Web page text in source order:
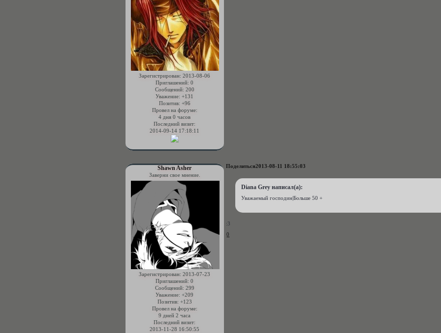
Зарегистрирован: 2013-08-06
Приглашений: 0
Сообщений: 200
Уважение: +131
Позитив: +96
Провел на форуме:
4 дня 0 часов
Последний визит:
2014-09-14 17:18:11
Поделиться2013-08-11 18:55:03
Shawn Asher
Заверни свое мнение.
Зарегистрирован: 2013-07-23
Приглашений: 0
Сообщений: 299
Уважение: +209
Позитив: +123
Провел на форуме:
9 дней 2 часа
Последний визит:
2013-11-28 16:50:55
Diana Grey написал(а):
Уважаемый господин|Больше 50 +
:3
0